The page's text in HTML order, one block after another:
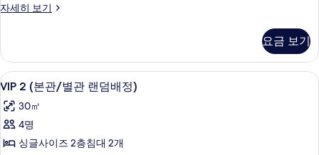
관/
관
랜
덤
배
정)
사
자세히 보기
디
윈
룸
(본
별
관
덤
요금 보기
VIP
2
(본
관/
별
객실 내 금고, 노트북 작업 공간, 방음
4
VIP 2 (본관/별관 랜덤배정)
30㎡
4명
싱글사이즈 2층침대 2개